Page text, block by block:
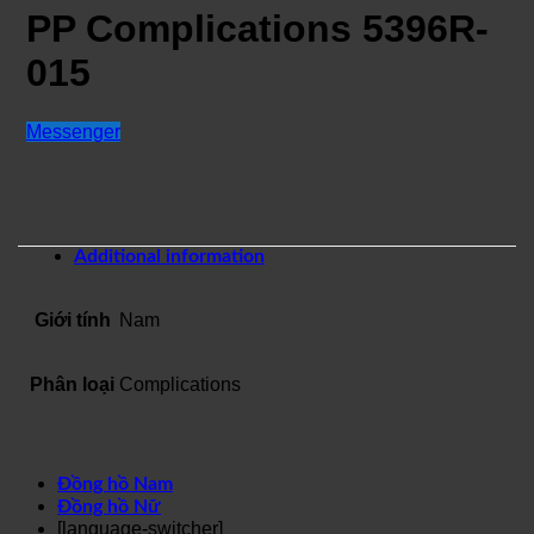
PP Complications 5396R-
015
Messenger
Additional information
Giới tính Nam
Phân loại Complications
Đồng hồ Nam
Đồng hồ Nữ
[language-switcher]